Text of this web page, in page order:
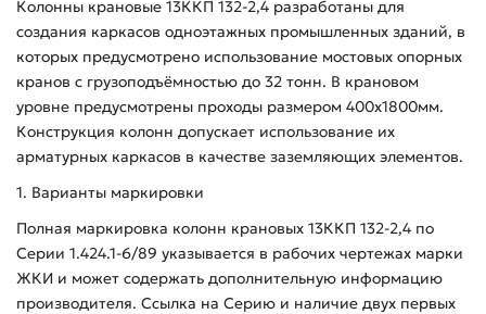
Колонны крановые 13ККП 132-2,4 разработаны для
создания каркасов одноэтажных промышленных зданий, в
которых предусмотрено использование мостовых опорных
кранов с грузоподъёмностью до 32 тонн. В крановом
уровне предусмотрены проходы размером 400х1800мм.
Конструкция колонн допускает использование их
арматурных каркасов в качестве заземляющих элементов.
1. Варианты маркировки
Полная маркировка колонн крановых 13ККП 132-2,4 по
Серии 1.424.1-6/89 указывается в рабочих чертежах марки
ЖКИ и может содержать дополнительную информацию
производителя. Ссылка на Серию и наличие двух первых